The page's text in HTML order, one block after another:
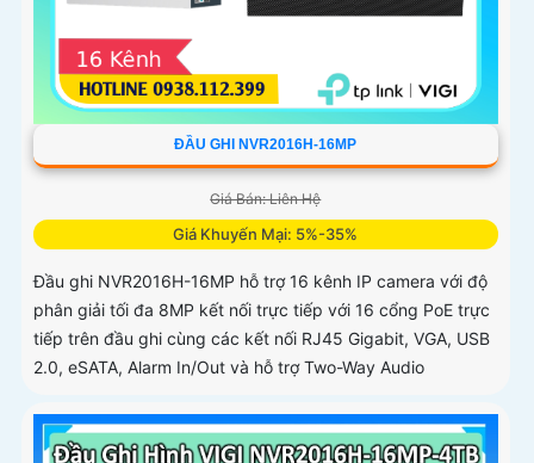
ĐẦU GHI NVR2016H-16MP
Giá Bán: Liên Hệ
Giá Khuyến Mại: 5%-35%
Đầu ghi NVR2016H-16MP hỗ trợ 16 kênh IP camera với độ
phân giải tối đa 8MP kết nối trực tiếp với 16 cổng PoE trực
tiếp trên đầu ghi cùng các kết nối RJ45 Gigabit, VGA, USB
2.0, eSATA, Alarm In/Out và hỗ trợ Two-Way Audio